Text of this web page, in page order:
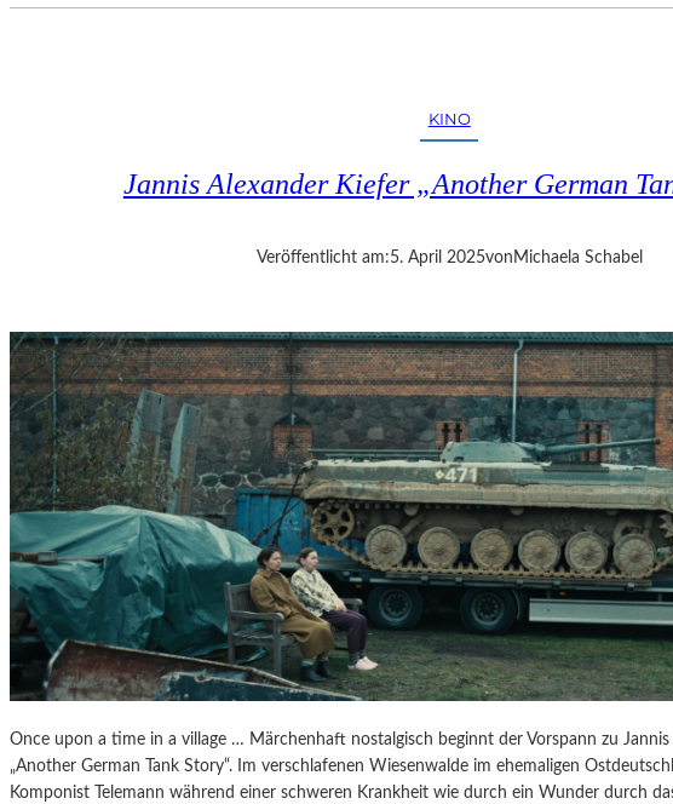
E
J
Á
Č
E
K
S
„
D
I
E
A
U
S
F
L
G
E
KINO
Jannis Alexander Kiefer „Another German
Veröffentlicht am:5. April 2025von Michaela Schabel
Once upon a time in a village … Märchenhaft nostalgisch beginnt der Vorspann zu Jannis
„Another German Tank Story“. Im verschlafenen Wiesenwalde im ehemaligen
Komponist Telemann während einer schweren Krankheit wie durch ein Wunder durch